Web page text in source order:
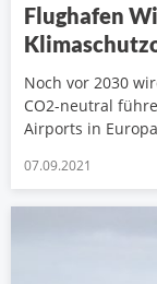
Flughafen
Noch vor 2030
CO2-neutral
Airports in
07.09.2021